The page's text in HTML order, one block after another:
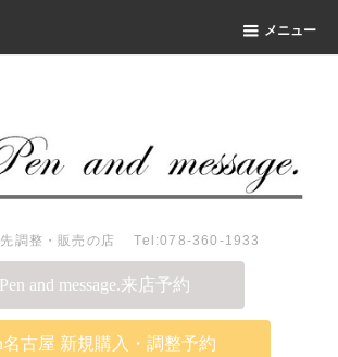
メニュー
先調整・販売の店 Tel:078-360-1933
Pen and message.来店予約
名古屋 新規購入・調整予約